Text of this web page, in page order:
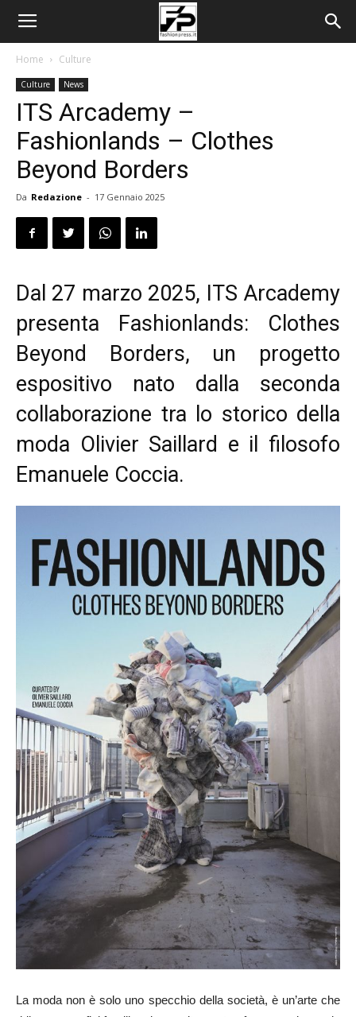
Home Culture
Culture News
ITS Arcademy –
Fashionlands – Clothes
Beyond Borders
Da Redazione - 17 Gennaio 2025
Dal 27 marzo 2025, ITS Arcademy
presenta Fashionlands: Clothes
Beyond Borders, un progetto
espositivo nato dalla seconda
collaborazione tra lo storico della
moda Olivier Saillard e il filosofo
Emanuele Coccia.
La moda non è solo uno specchio della società, è un’arte che